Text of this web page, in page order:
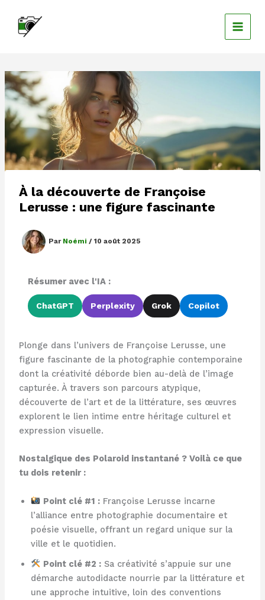
contenu
À la découverte de Françoise
Lerusse : une figure fascinante
Par Noémi / 10 août 2025
Résumer avec l'IA :
ChatGPT Perplexity Grok Copilot
Plonge dans l’univers de Françoise Lerusse, une
figure fascinante de la photographie contemporaine
dont la créativité déborde bien au-delà de l’image
capturée. À travers son parcours atypique,
découverte de l’art et de la littérature, ses œuvres
explorent le lien intime entre héritage culturel et
expression visuelle.
Nostalgique des Polaroid instantané ? Voilà ce que
tu dois retenir :
Point clé #1 : Françoise Lerusse incarne
l’alliance entre photographie documentaire et
poésie visuelle, offrant un regard unique sur la
ville et le quotidien.
Point clé #2 : Sa créativité s’appuie sur une
démarche autodidacte nourrie par la littérature et
une approche intuitive, loin des conventions